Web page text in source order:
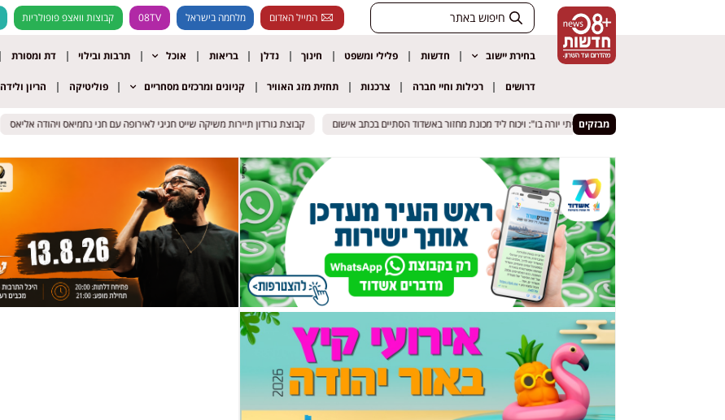
המייל האדום מלחמה בישראל 08TV קבוצות וואצפ פופולריות
בחירת יישוב חדשות פלילי ומשפט חינוך נדלן בריאות אוכל תרבות ובילוי דת ומסורת
דרושים רכילות וחיי חברה צרכנות תחזית מזג האוויר קניונים ומרכזים מסחריים פוליטיקה הריון ולידה
מבזקים
"אם היה לי אקדח הייתי יורה בו": ויכוח ליד מכונת מחזור באשדוד הסתיים בכתב אישום קבוצת גורדון תיירות משיקה שייט חגיגי לאירופה עם חני נחמיאס ויהודה אליאס "אם היה לי אקדח הייתי יורה בו": ויכוח ליד מכונת מחזור באשדוד הסתיים בכתב אישום קבוצת גורדון תיירות משיקה שייט חגיגי לאירופה עם חני נחמיאס ויהודה אליאס